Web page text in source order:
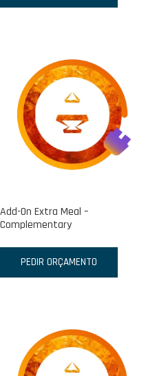
Add-On Extra Meal –
Complementary
PEDIR ORÇAMENTO